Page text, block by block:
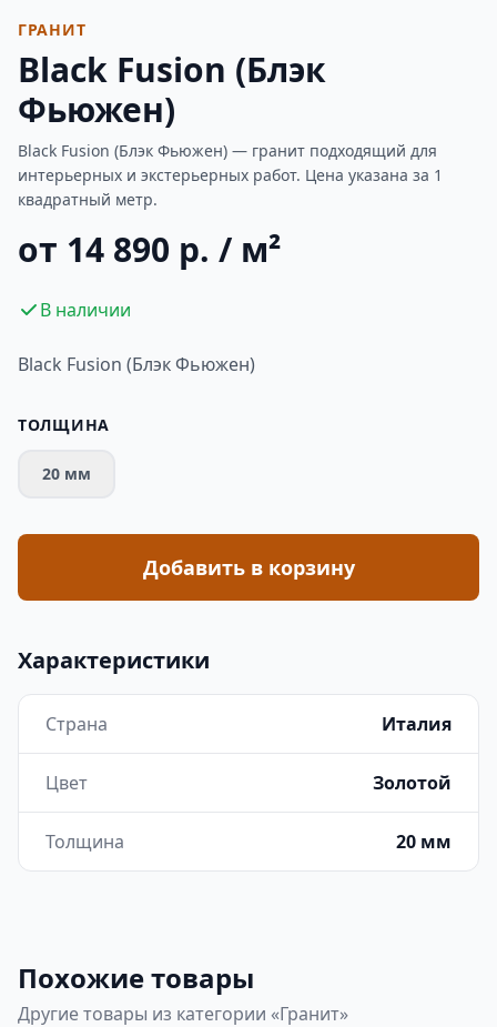
ГРАНИТ
Black Fusion (Блэк
Фьюжен)
Black Fusion (Блэк Фьюжен) — гранит подходящий для
интерьерных и экстерьерных работ. Цена указана за 1
квадратный метр.
от 14 890 р. / м²
В наличии
Black Fusion (Блэк Фьюжен)
ТОЛЩИНА
20 мм
Добавить в корзину
Характеристики
Страна Италия
Цвет Золотой
Толщина 20 мм
Похожие товары
Другие товары из категории «Гранит»